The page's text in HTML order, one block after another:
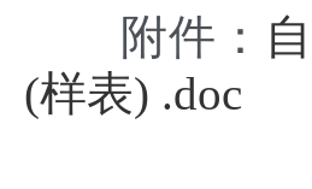
附件：
(样表) .doc